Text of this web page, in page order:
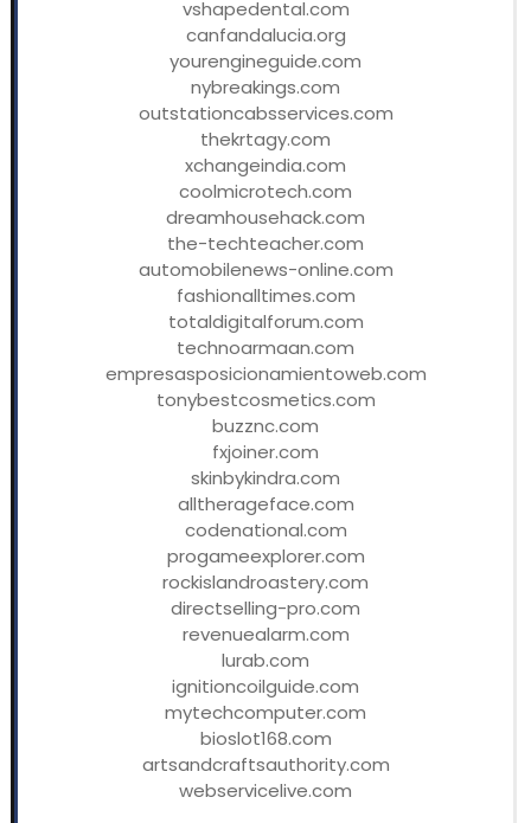
vshapedental.com
canfandalucia.org
yourengineguide.com
nybreakings.com
outstationcabsservices.com
thekrtagy.com
xchangeindia.com
coolmicrotech.com
dreamhousehack.com
the-techteacher.com
automobilenews-online.com
fashionalltimes.com
totaldigitalforum.com
technoarmaan.com
empresasposicionamientoweb.com
tonybestcosmetics.com
buzznc.com
fxjoiner.com
skinbykindra.com
alltherageface.com
codenational.com
progameexplorer.com
rockislandroastery.com
directselling-pro.com
revenuealarm.com
lurab.com
ignitioncoilguide.com
mytechcomputer.com
bioslot168.com
artsandcraftsauthority.com
webservicelive.com